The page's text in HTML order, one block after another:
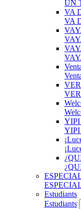
UN
VA
VA
Estudiants
Estudiants